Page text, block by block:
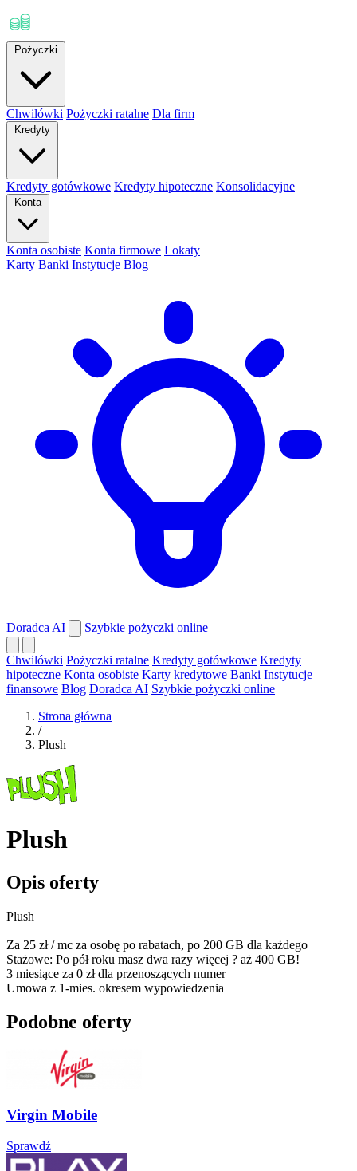
Pożyczki
Chwilówki Pożyczki ratalne Dla firm
Kredyty
Kredyty gotówkowe Kredyty hipoteczne Konsolidacyjne
Konta
Konta osobiste Konta firmowe Lokaty
Karty Banki Instytucje Blog
Doradca AI Szybkie pożyczki online
Chwilówki Pożyczki ratalne Kredyty gotówkowe Kredyty
hipoteczne Konta osobiste Karty kredytowe Banki Instytucje
finansowe Blog Doradca AI Szybkie pożyczki online
Strona główna
/
Plush
Plush
Opis oferty
Plush
Za 25 zł / mc za osobę po rabatach, po 200 GB dla każdego
Stażowe: Po pół roku masz dwa razy więcej ? aż 400 GB!
3 miesiące za 0 zł dla przenoszących numer
Umowa z 1-mies. okresem wypowiedzenia
Podobne oferty
Virgin Mobile
Sprawdź